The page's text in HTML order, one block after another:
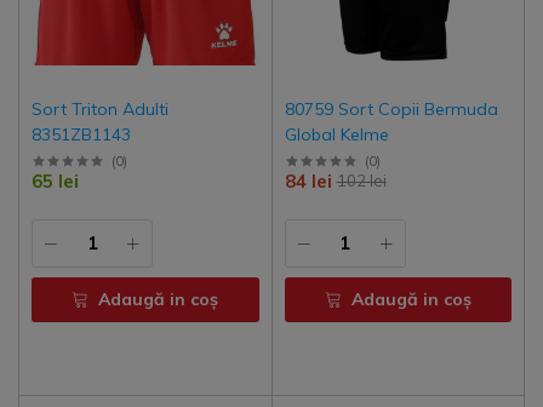
Sort Triton Adulti
8351ZB1143
(0)
65 lei
Adaugă in coş
80759 Sort Copii Bermuda
Global Kelme
(0)
102 lei
84 lei
Adaugă in coş